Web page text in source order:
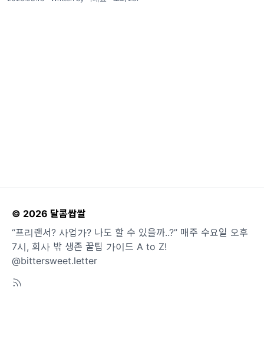
리하고 나니까 오히려 머릿속이 복잡해지더라
© 2026 달콤쌉쌀
“프리랜서? 사업가? 나도 할 수 있을까..?” 매주 수요일 오후
7시, 회사 밖 생존 꿀팁 가이드 A to Z!
@bittersweet.letter